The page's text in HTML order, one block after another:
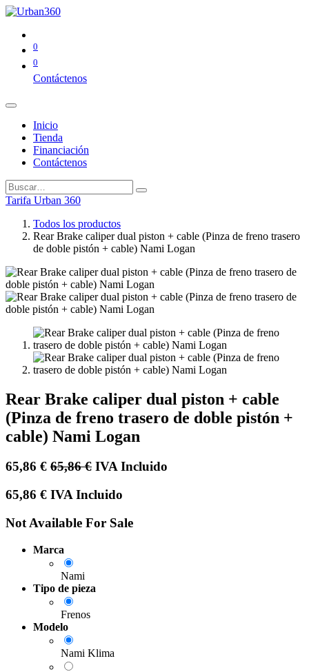
0
0
Contáctenos
Inicio
Tienda
Financiación
Contáctenos
Tarifa Urban 360
Todos los productos
Rear Brake caliper dual piston + cable (Pinza de freno trasero
de doble pistón + cable) Nami Logan
Rear Brake caliper dual piston + cable
(Pinza de freno trasero de doble pistón +
cable) Nami Logan
65,86 € 65,86€ IVA Incluido
65,86 € IVA Incluido
Not Available For Sale
Marca
Nami
Tipo de pieza
Frenos
Modelo
Nami Klima